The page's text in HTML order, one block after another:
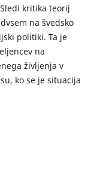
kritika teorij
na švedsko
politiki. Ta je
na
življenja v
ko se je situacija